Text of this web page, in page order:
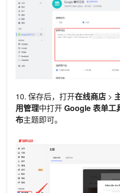
10. 保存后，打开在线商店 >
用管理中打开Google 表单工
布主题即可。